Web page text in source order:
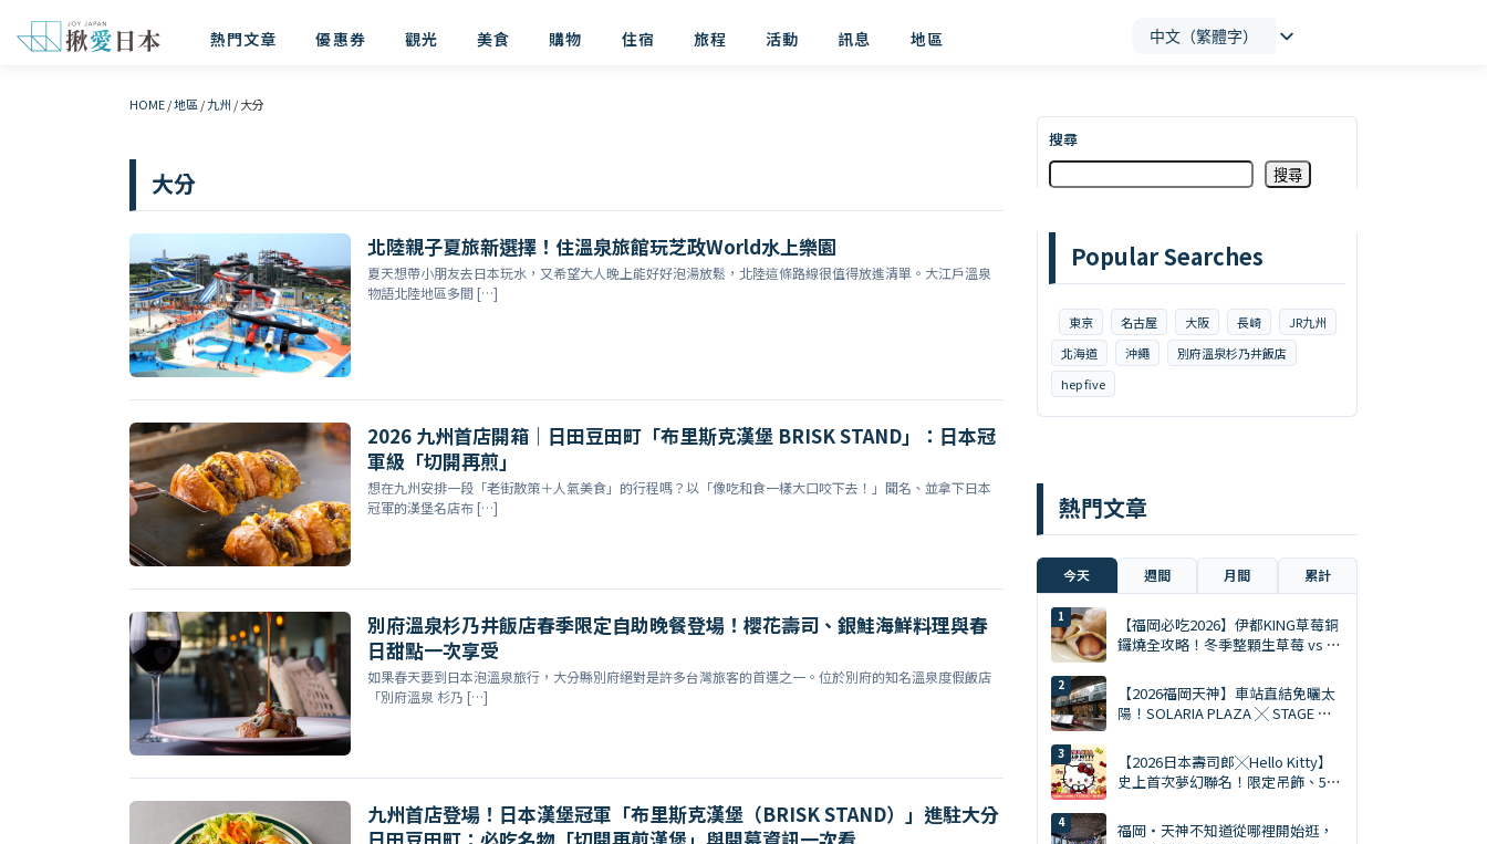
熱門文章 優惠券 觀光 美食 購物 住宿 旅程 活動 訊息 地區 中文（繁體字）
HOME/地區 /九州 /大分
大分
北陸親子夏旅新選擇！住溫泉旅館玩芝政World水上樂園
夏天想帶小朋友去日本玩水，又希望大人晚上能好好泡湯放鬆，北陸這條路線很值得放進清單。大江戶溫泉
物語北陸地區多間 […]
2026 九州首店開箱｜日田豆田町「布里斯克漢堡 BRISK STAND」：日本冠
軍級「切開再煎」
想在九州安排一段「老街散策＋人氣美食」的行程嗎？以「像吃和食一樣大口咬下去！」聞名、並拿下日本
冠軍的漢堡名店布 […]
別府溫泉杉乃井飯店春季限定自助晚餐登場！櫻花壽司、銀鮭海鮮料理與春
日甜點一次享受
如果春天要到日本泡溫泉旅行，大分縣別府絕對是許多台灣旅客的首選之一。位於別府的知名溫泉度假飯店
「別府溫泉 杉乃 […]
九州首店登場！日本漢堡冠軍「布里斯克漢堡（BRISK STAND）」進駐大分
搜尋
搜尋
Popular Searches
東京 名古屋 大阪 長崎
JR九州
北海道
沖繩
別府溫泉杉乃井飯店
hep five
熱門文章
今天 週間 月間 累計
【福岡必吃2026】伊都KING草莓銅
鑼燒全攻略！冬季整顆生草莓 vs 夏
【2026福岡天神】車站直結免曬太
陽！SOLARIA PLAZA ╳ STAGE 必
【2026日本壽司郎╳Hello Kitty】
史上首次夢幻聯名！限定吊飾、5%
福岡・天神不知道從哪裡開始逛，